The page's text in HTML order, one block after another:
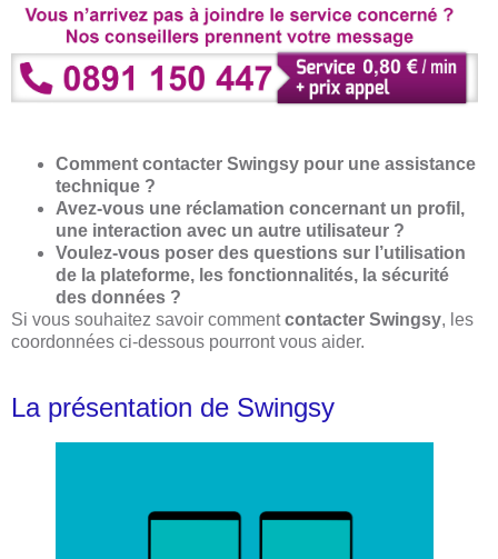
Comment contacter Swingsy pour une assistance
technique ?
Avez-vous une réclamation concernant un profil,
une interaction avec un autre utilisateur ?
Voulez-vous poser des questions sur l’utilisation
de la plateforme, les fonctionnalités, la sécurité
des données ?
Si vous souhaitez savoir commentcontacter Swingsy, les
coordonnées ci-dessous pourront vous aider.
La présentation de Swingsy